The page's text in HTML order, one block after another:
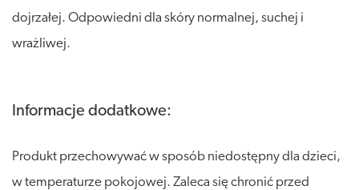
dojrzałej. Odpowiedni dla skóry normalnej, suchej i
wrażliwej.
Informacje dodatkowe:
Produkt przechowywać w sposób niedostępny dla dzieci,
w temperaturze pokojowej. Zaleca się chronić przed